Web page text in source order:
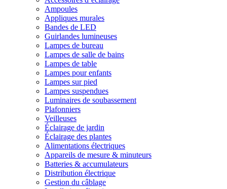
Ampoules
Appliques murales
Bandes de LED
Guirlandes lumineuses
Lampes de bureau
Lampes de salle de bains
Lampes de table
Lampes pour enfants
Lampes sur pied
Lampes suspendues
Luminaires de soubassement
Plafonniers
Veilleuses
Éclairage de jardin
Éclairage des plantes
Alimentations électriques
Appareils de mesure & minuteurs
Batteries & accumulateurs
Distribution électrique
Gestion du câblage